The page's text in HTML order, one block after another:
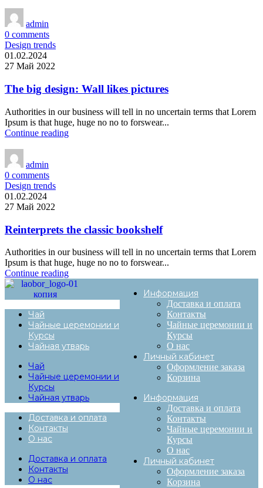
admin
0 comments
Design trends
01.02.2024
27 Май 2022
The big design: Wall likes pictures
Authorities in our business will tell in no uncertain terms that Lorem
Ipsum is that huge, huge no no to forswear...
Continue reading
admin
0 comments
Design trends
01.02.2024
27 Май 2022
Reinterprets the classic bookshelf
Authorities in our business will tell in no uncertain terms that Lorem
Ipsum is that huge, huge no no to forswear...
Continue reading
Чай
Чайные церемонии и
Курсы
Чайная утварь
Чай
Чайные церемонии и
Курсы
Чайная утварь
Доставка и оплата
Контакты
О нас
Доставка и оплата
Контакты
О нас
Информация
Доставка и оплата
Контакты
Чайные церемонии и
Курсы
О нас
Личный кабинет
Оформление заказа
Корзина
Информация
Доставка и оплата
Контакты
Чайные церемонии и
Курсы
О нас
Личный кабинет
Оформление заказа
Корзина